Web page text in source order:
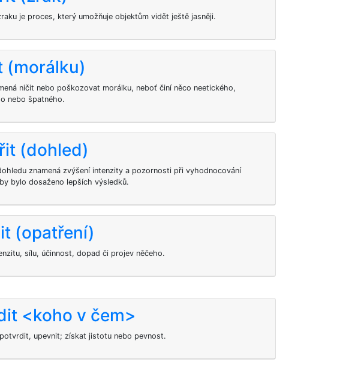
je proces, který umožňuje objektům vidět ještě jasněji.
(morálku)
ničit nebo poškozovat morálku, neboť činí něco neetického,
nebo špatného.
(dohled)
znamená zvýšení intenzity a pozornosti při vyhodnocování
bylo dosaženo lepších výsledků.
(opatření)
sílu, účinnost, dopad či projev něčeho.
<koho v čem>
upevnit; získat jistotu nebo pevnost.